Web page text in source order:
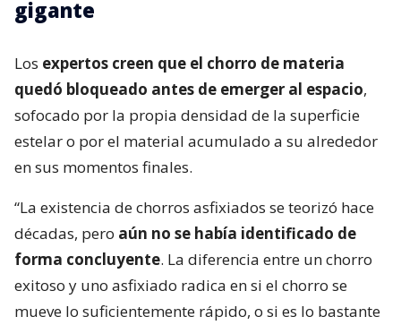
gigante
Los expertos creen que el chorro de materia
quedó bloqueado antes de emerger al espacio,
sofocado por la propia densidad de la superficie
estelar o por el material acumulado a su alrededor
en sus momentos finales.
“La existencia de chorros asfixiados se teorizó hace
décadas, pero aún no se había identificado de
forma concluyente. La diferencia entre un chorro
exitoso y uno asfixiado radica en si el chorro se
mueve lo suficientemente rápido, o si es lo bastante